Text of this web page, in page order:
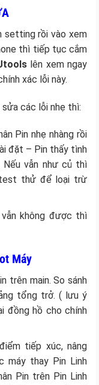
setting rồi vào xem
thì tiếp tục cắm
lên xem ngay
xác lỗi này.
các lỗi nhẹ thì:
Pin nhẹ nhàng rồi
đặt – Pin thấy tình
vẫn như củ thì
thử để loại trừ
không được thì
Máy
trên main. So sánh
tổng trở. ( lưu ý
đồng hồ cho chính
tiếp xúc, nâng
máy thay Pin Linh
Pin trên Pin Linh